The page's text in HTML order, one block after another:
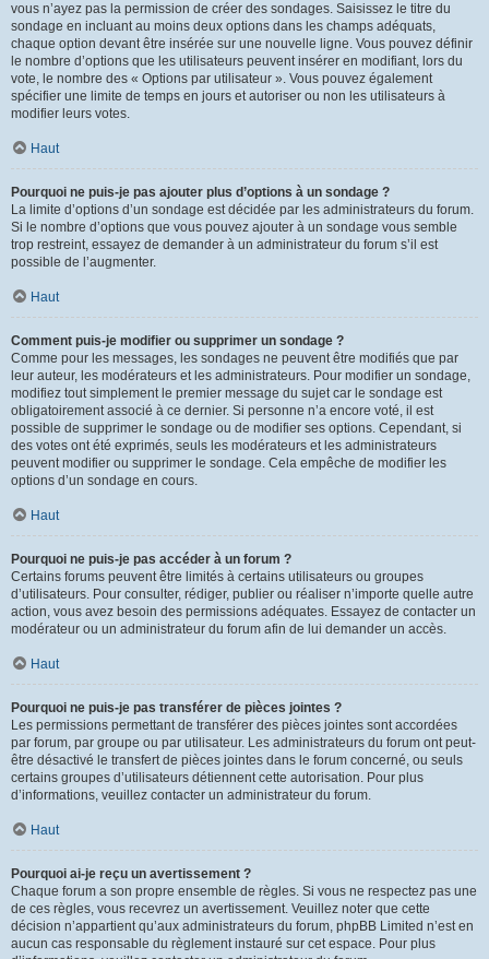
vous n’ayez pas la permission de créer des sondages. Saisissez le titre du
sondage en incluant au moins deux options dans les champs adéquats,
chaque option devant être insérée sur une nouvelle ligne. Vous pouvez définir
le nombre d’options que les utilisateurs peuvent insérer en modifiant, lors du
vote, le nombre des « Options par utilisateur ». Vous pouvez également
spécifier une limite de temps en jours et autoriser ou non les utilisateurs à
modifier leurs votes.
Haut
Pourquoi ne puis-je pas ajouter plus d’options à un sondage ?
La limite d’options d’un sondage est décidée par les administrateurs du forum.
Si le nombre d’options que vous pouvez ajouter à un sondage vous semble
trop restreint, essayez de demander à un administrateur du forum s’il est
possible de l’augmenter.
Haut
Comment puis-je modifier ou supprimer un sondage ?
Comme pour les messages, les sondages ne peuvent être modifiés que par
leur auteur, les modérateurs et les administrateurs. Pour modifier un sondage,
modifiez tout simplement le premier message du sujet car le sondage est
obligatoirement associé à ce dernier. Si personne n’a encore voté, il est
possible de supprimer le sondage ou de modifier ses options. Cependant, si
des votes ont été exprimés, seuls les modérateurs et les administrateurs
peuvent modifier ou supprimer le sondage. Cela empêche de modifier les
options d’un sondage en cours.
Haut
Pourquoi ne puis-je pas accéder à un forum ?
Certains forums peuvent être limités à certains utilisateurs ou groupes
d’utilisateurs. Pour consulter, rédiger, publier ou réaliser n’importe quelle autre
action, vous avez besoin des permissions adéquates. Essayez de contacter un
modérateur ou un administrateur du forum afin de lui demander un accès.
Haut
Pourquoi ne puis-je pas transférer de pièces jointes ?
Les permissions permettant de transférer des pièces jointes sont accordées
par forum, par groupe ou par utilisateur. Les administrateurs du forum ont peut-
être désactivé le transfert de pièces jointes dans le forum concerné, ou seuls
certains groupes d’utilisateurs détiennent cette autorisation. Pour plus
d’informations, veuillez contacter un administrateur du forum.
Haut
Pourquoi ai-je reçu un avertissement ?
Chaque forum a son propre ensemble de règles. Si vous ne respectez pas une
de ces règles, vous recevrez un avertissement. Veuillez noter que cette
décision n’appartient qu’aux administrateurs du forum, phpBB Limited n’est en
aucun cas responsable du règlement instauré sur cet espace. Pour plus